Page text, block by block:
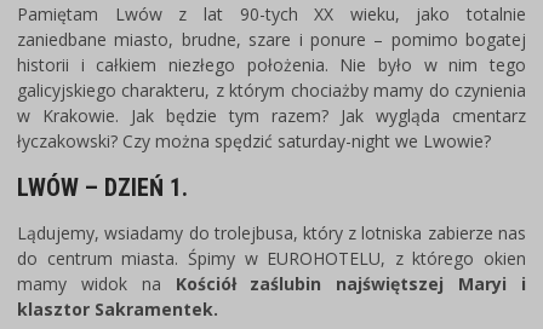
Pamiętam Lwów z lat 90-tych XX wieku, jako totalnie
zaniedbane miasto, brudne, szare i ponure – pomimo bogatej
historii i całkiem niezłego położenia. Nie było w nim tego
galicyjskiego charakteru, z którym chociażby mamy do czynienia
w Krakowie. Jak będzie tym razem? Jak wygląda cmentarz
łyczakowski? Czy można spędzić saturday-night we Lwowie?
LWÓW – DZIEŃ 1.
Lądujemy, wsiadamy do trolejbusa, który z lotniska zabierze nas
do centrum miasta. Śpimy w EUROHOTELU, z którego okien
mamy widok na Kościół zaślubin najświętszej Maryi i
klasztor Sakramentek.